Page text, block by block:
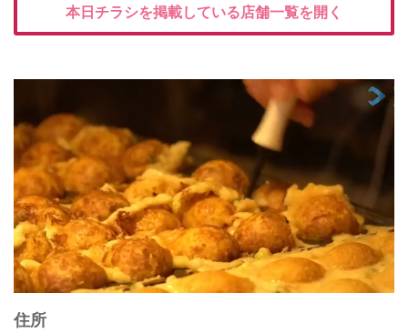
本日チラシを掲載している店舗一覧を開く
住所